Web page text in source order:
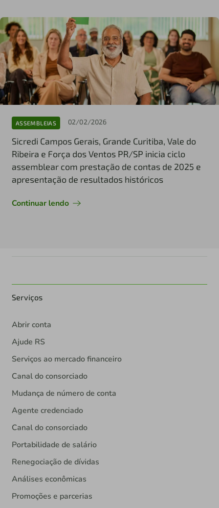
ASSEMBLEIAS 02/02/2026
Sicredi Campos Gerais, Grande Curitiba, Vale do
Ribeira e Força dos Ventos PR/SP inicia ciclo
assemblear com prestação de contas de 2025 e
apresentação de resultados históricos
Continuar lendo
Serviços
Abrir conta
Ajude RS
Serviços ao mercado financeiro
Canal do consorciado
Mudança de número de conta
Agente credenciado
Canal do consorciado
Portabilidade de salário
Renegociação de dívidas
Análises econômicas
Promoções e parcerias